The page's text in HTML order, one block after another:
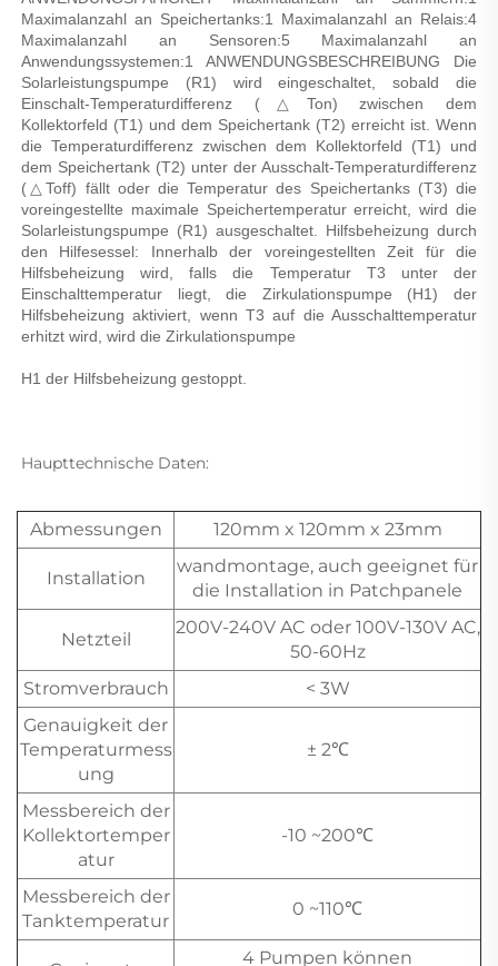
Maximalanzahl an Speichertanks:1 Maximalanzahl an Relais:4
Maximalanzahl an Sensoren:5 Maximalanzahl an
Anwendungssystemen:1 ANWENDUNGSBESCHREIBUNG Die
Solarleistungspumpe (R1) wird eingeschaltet, sobald die
Einschalt-Temperaturdifferenz (△Ton) zwischen dem
Kollektorfeld (T1) und dem Speichertank (T2) erreicht ist. Wenn
die Temperaturdifferenz zwischen dem Kollektorfeld (T1) und
dem Speichertank (T2) unter der Ausschalt-Temperaturdifferenz
(△Toff) fällt oder die Temperatur des Speichertanks (T3) die
voreingestellte maximale Speichertemperatur erreicht, wird die
Solarleistungspumpe (R1) ausgeschaltet. Hilfsbeheizung durch
den Hilfesessel: Innerhalb der voreingestellten Zeit für die
Hilfsbeheizung wird, falls die Temperatur T3 unter der
Einschalttemperatur liegt, die Zirkulationspumpe (H1) der
Hilfsbeheizung aktiviert, wenn T3 auf die Ausschalttemperatur
erhitzt wird, wird die Zirkulationspumpe
H1 der Hilfsbeheizung gestoppt.
Haupttechnische Daten:
Abmessungen 120mm x 120mm x 23mm
Installation
wandmontage, auch geeignet für
die Installation in Patchpanele
Netzteil
200V-240V AC oder 100V-130V AC,
50-60Hz
Stromverbrauch
< 3W
Genauigkeit der
Temperaturmess
ung
± 2℃
Messbereich der
Kollektortemper
atur
-10 ~200℃
Messbereich der
Tanktemperatur
0 ~110℃
4 Pumpen können